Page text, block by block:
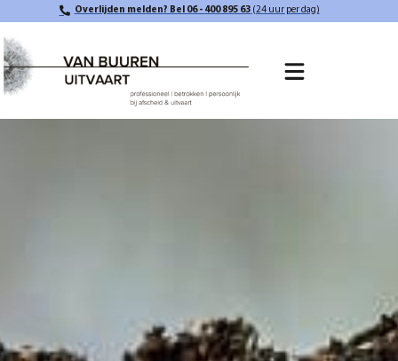
Overlijden melden? Bel 06 - 400 895 63(24 uur per dag)